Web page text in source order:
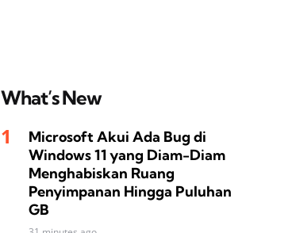
What’s New
Microsoft Akui Ada Bug di
Windows 11 yang Diam-Diam
Menghabiskan Ruang
Penyimpanan Hingga Puluhan
GB